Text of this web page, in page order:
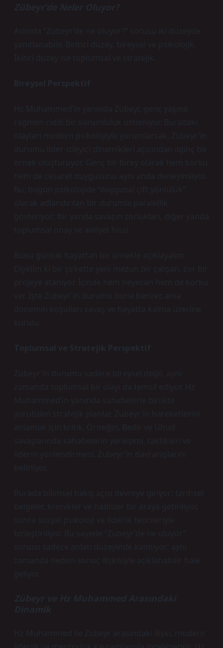
Zübeyr’de Neler Oluyor?
Aslında “Zübeyr’de ne oluyor?” sorusu iki düzeyde
yanıtlanabilir. Birinci düzey, bireysel ve psikolojik.
İkinci düzey ise toplumsal ve stratejik.
Bireysel Perspektif
Hz Muhammed’in yanında Zübeyr, genç yaşına
rağmen ciddi bir sorumluluk üstleniyor. Buradaki
olayları modern psikolojiyle yorumlarsak, Zübeyr’in
durumu lider-izleyici dinamikleri açısından ilginç bir
örnek oluşturuyor. Genç bir birey olarak hem korku
hem de cesaret duygusunu aynı anda deneyimliyor.
Bu, bugün psikolojide “duygusal çift yönlülük”
olarak adlandırılan bir durumla paralellik
gösteriyor: bir yanda savaşın zorlukları, diğer yanda
toplumsal onay ve aidiyet hissi.
Bunu günlük hayattan bir örnekle açıklayalım:
Diyelim ki bir şirkette yeni mezun bir çalışan, zor bir
projeye atanıyor. İçinde hem heyecan hem de korku
var. İşte Zübeyr’in durumu buna benzer, ama
dönemin koşulları savaş ve hayatta kalma üzerine
Toplumsal ve Stratejik Perspektif
Zübeyr’in durumu sadece bireysel değil, aynı
zamanda toplumsal bir olayı da temsil ediyor. Hz
Muhammed’in yanında sahabelerle birlikte
yürütülen stratejik planlar, Zübeyr’in hareketlerini
anlamak için kritik. Örneğin, Bedir ve Uhud
savaşlarında sahabelerin yerleşimi, taktikleri ve
liderin yönlendirmesi, Zübeyr’in davranışlarını
belirliyor.
Burada bilimsel bakış açısı devreye giriyor: tarihsel
belgeler, kronikler ve hadisler bir araya getiriliyor,
sonra sosyal psikoloji ve liderlik teorileriyle
birleştiriliyor. Bu sayede “Zübeyr’de ne oluyor”
sorusu sadece anlatı düzeyinde kalmıyor; aynı
zamanda neden-sonuç ilişkisiyle açıklanabilir hale
geliyor.
Zübeyr ve Hz Muhammed Arasındaki
Dinamik
Hz Muhammed ile Zübeyr arasındaki ilişki, modern